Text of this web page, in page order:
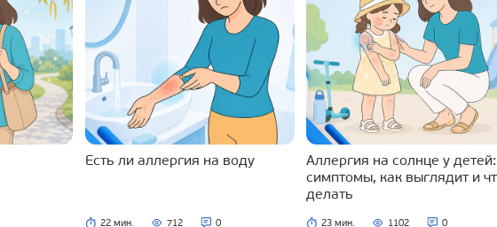
Есть ли аллергия на воду
22 мин. 712 0
Аллергия на солнце у детей:
симптомы, как выглядит и
делать
23 мин. 1102 0